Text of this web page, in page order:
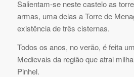
Salientam-se neste castelo as
armas, uma delas a Torre de
existência de três cisternas.
Todos os anos, no verão, é feita
Medievais da região que atrai
Pinhel.